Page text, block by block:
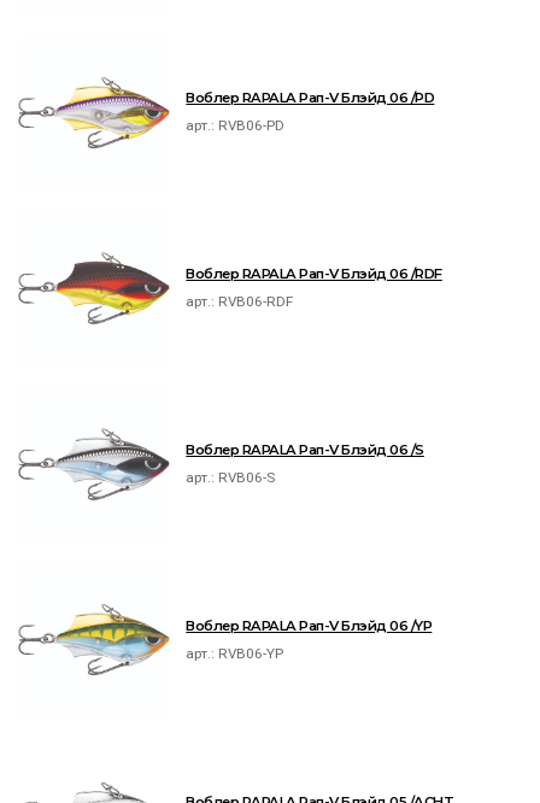
Воблер RAPALA Рап-V Блэйд 06 /PD
арт.: RVB06-PD
Воблер RAPALA Рап-V Блэйд 06 /RDF
арт.: RVB06-RDF
Воблер RAPALA Рап-V Блэйд 06 /S
арт.: RVB06-S
Воблер RAPALA Рап-V Блэйд 06 /YP
арт.: RVB06-YP